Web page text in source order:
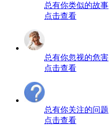
总有你类似的故事
点击查看
总有你忽视的危害
点击查看
总有你关注的问题
点击查看